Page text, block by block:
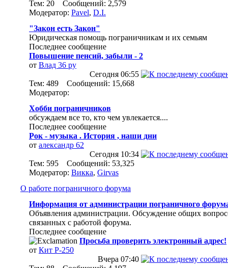
Тем: 20 Сообщений: 2,579
Модератор: Pavel, D.I.
"Закон есть Закон"
Юридическая помощь пограничникам и их семьям
Последнее сообщение
Повышение пенсий, забыли - 2
от Влад 36 ру
Сегодня 06:55
Тем: 489 Сообщений: 15,668
Модератор:
Хобби пограничников
обсуждаем все то, кто чем увлекается....
Последнее сообщение
Рок - музыка . История , наши дни
от александр 62
Сегодня 10:34
Тем: 595 Сообщений: 53,325
Модератор: Викка, Girvas
О работе пограничного форума
Информация от администрации пограничного
Объявления администрации. Обсуждение общих
связанных с работой форума.
Последнее сообщение
Просьба проверить электронный адрес!
от Кит Р-250
Вчера 07:40